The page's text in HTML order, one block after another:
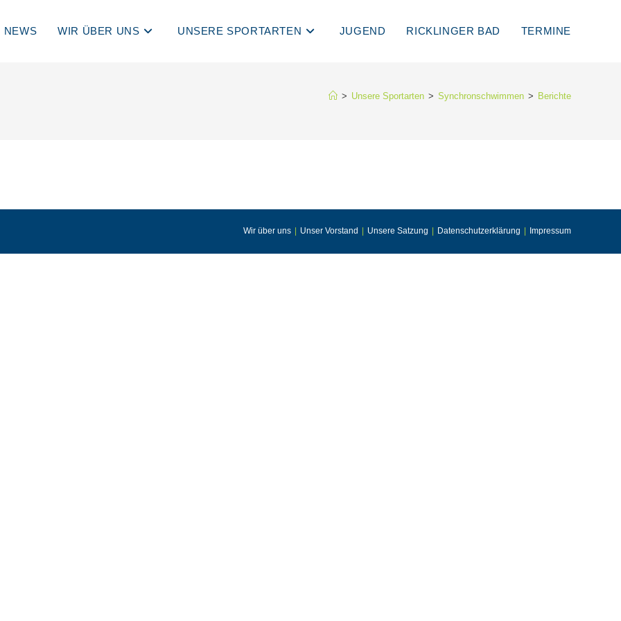
NEWS WIR ÜBER UNS UNSERE SPORTARTEN JUGEND RICKLINGER BAD TERMINE
> Unsere Sportarten > Synchronschwimmen > Berichte
Wir über uns Unser Vorstand Unsere Satzung Datenschutzerklärung Impressum